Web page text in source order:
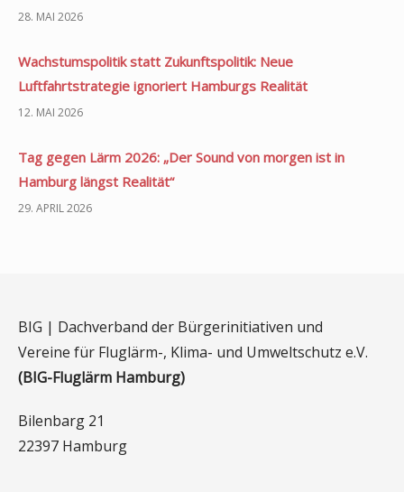
28. MAI 2026
Wachstumspolitik statt Zukunftspolitik: Neue
Luftfahrtstrategie ignoriert Hamburgs Realität
12. MAI 2026
Tag gegen Lärm 2026: „Der Sound von morgen ist in
Hamburg längst Realität“
29. APRIL 2026
BIG | Dachverband der Bürgerinitiativen und
Vereine für Fluglärm-, Klima- und Umweltschutz e.V.
(BIG-Fluglärm Hamburg)
Bilenbarg 21
22397 Hamburg